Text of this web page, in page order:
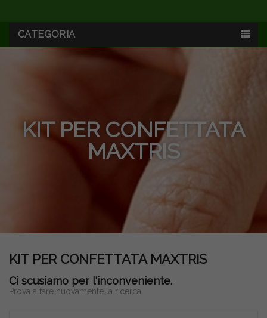
CATEGORIA
KIT PER CONFETTATA
MAXTRIS
KIT PER CONFETTATA MAXTRIS
Ci scusiamo per l'inconveniente.
Prova a fare nuovamente la ricerca